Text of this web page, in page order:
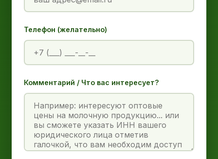
Телефон (желательно)
Комментарий / Что вас интересует?